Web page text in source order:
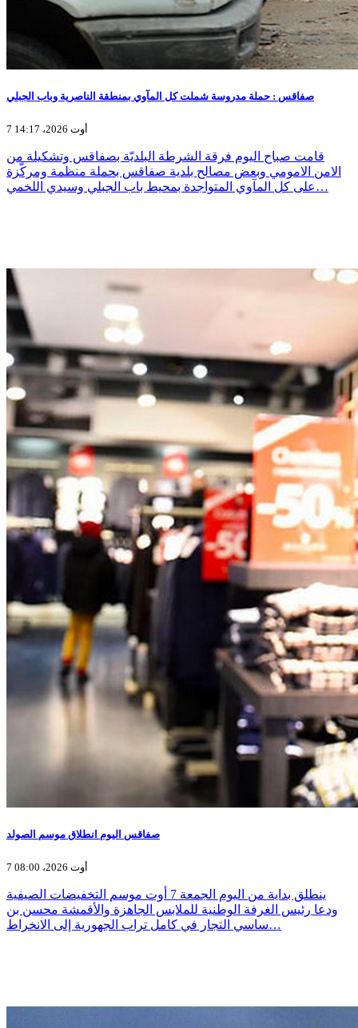
صفاقس : حملة مدروسة شملت كل المآوي بمنطقة الناصرية وباب الجبلي
7 أوت 2026، 14:17
قامت صباح اليوم فرقة الشرطة البلديّة بصفاقس وتشكيلة من
الامن الامومي وبعض مصالح بلدية صفاقس بحملة منظمة ومركّزة
على كل المآوي المتواجدة بمحيط باب الجبلي وسيدي اللخمي…
صفاقس اليوم انطلاق موسم الصولد
7 أوت 2026، 08:00
ينطلق بداية من اليوم الجمعة 7 أوت موسم التخفيضات الصيفية
ودعا رئيس الغرفة الوطنية للملابس الجاهزة والأقمشة محسن بن
ساسي التجار في كامل تراب الجهورية إلى الانخراط…